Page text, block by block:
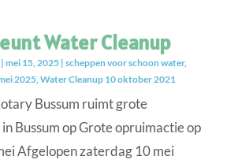
Water Cleanup
mei 15, 2025| scheppen voor schoon water,
2025,Water Cleanup 10 oktober 2021
Bussum ruimt grote
Bussum op Grote opruimactie op
Afgelopen zaterdag 10 mei